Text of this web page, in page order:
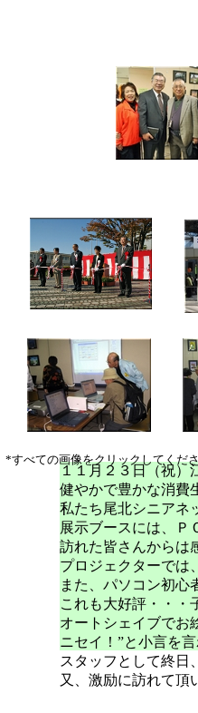
*すべての画像をクリックしてくだ
１１月２３日（祝）
健やかで豊かな消費
私たち尾北シニアネ
展示ブースには、Ｐ
訪れた皆さんからは
プロジェクターでは
また、パソコン初心
これも大好評・・・
オートシェイブでお
ニセイ！”と小言を
スタッフとして終日
又、激励に訪れて